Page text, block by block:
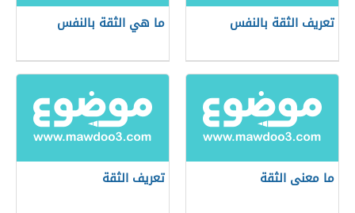
تعريف الثقة بالنفس ما هي الثقة بالنفس
ما معنى الثقة تعريف الثقة